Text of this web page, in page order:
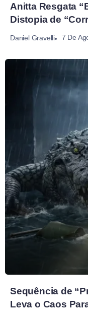
Anitta Resgata
Distopia de
Daniel Gravelli 7 De
Sequência de
Leva o Caos